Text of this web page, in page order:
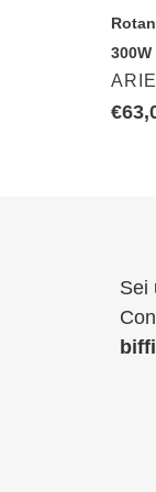
+
Turbo
300W
300W
Sei